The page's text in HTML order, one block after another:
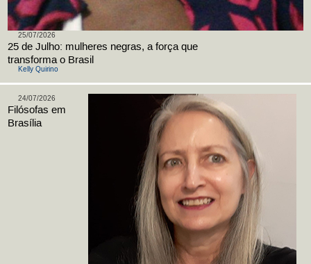
Kelly Quirino
25/07/2026
25 de Julho: mulheres negras, a força que
transforma o Brasil
24/07/2026
Filósofas em
Brasília